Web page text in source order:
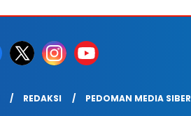
REDAKSI PEDOMAN MEDIA SIBER